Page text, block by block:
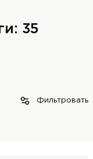
35
Фильтровать